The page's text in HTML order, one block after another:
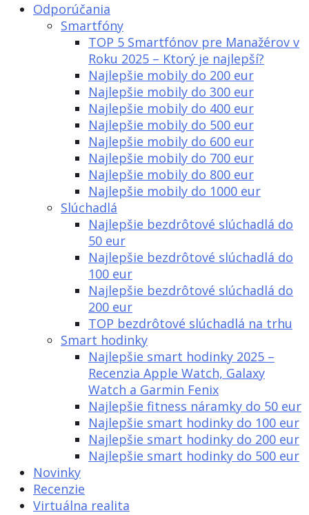
Odporúčania
Smartfóny
TOP 5 Smartfónov pre Manažérov v
Roku 2025 – Ktorý je najlepší?
Najlepšie mobily do 200 eur
Najlepšie mobily do 300 eur
Najlepšie mobily do 400 eur
Najlepšie mobily do 500 eur
Najlepšie mobily do 600 eur
Najlepšie mobily do 700 eur
Najlepšie mobily do 800 eur
Najlepšie mobily do 1000 eur
Slúchadlá
Najlepšie bezdrôtové slúchadlá do
50 eur
Najlepšie bezdrôtové slúchadlá do
100 eur
Najlepšie bezdrôtové slúchadlá do
200 eur
TOP bezdrôtové slúchadlá na trhu
Smart hodinky
Najlepšie smart hodinky 2025 –
Recenzia Apple Watch, Galaxy
Watch a Garmin Fenix
Najlepšie fitness náramky do 50 eur
Najlepšie smart hodinky do 100 eur
Najlepšie smart hodinky do 200 eur
Najlepšie smart hodinky do 500 eur
Novinky
Recenzie
Virtuálna realita